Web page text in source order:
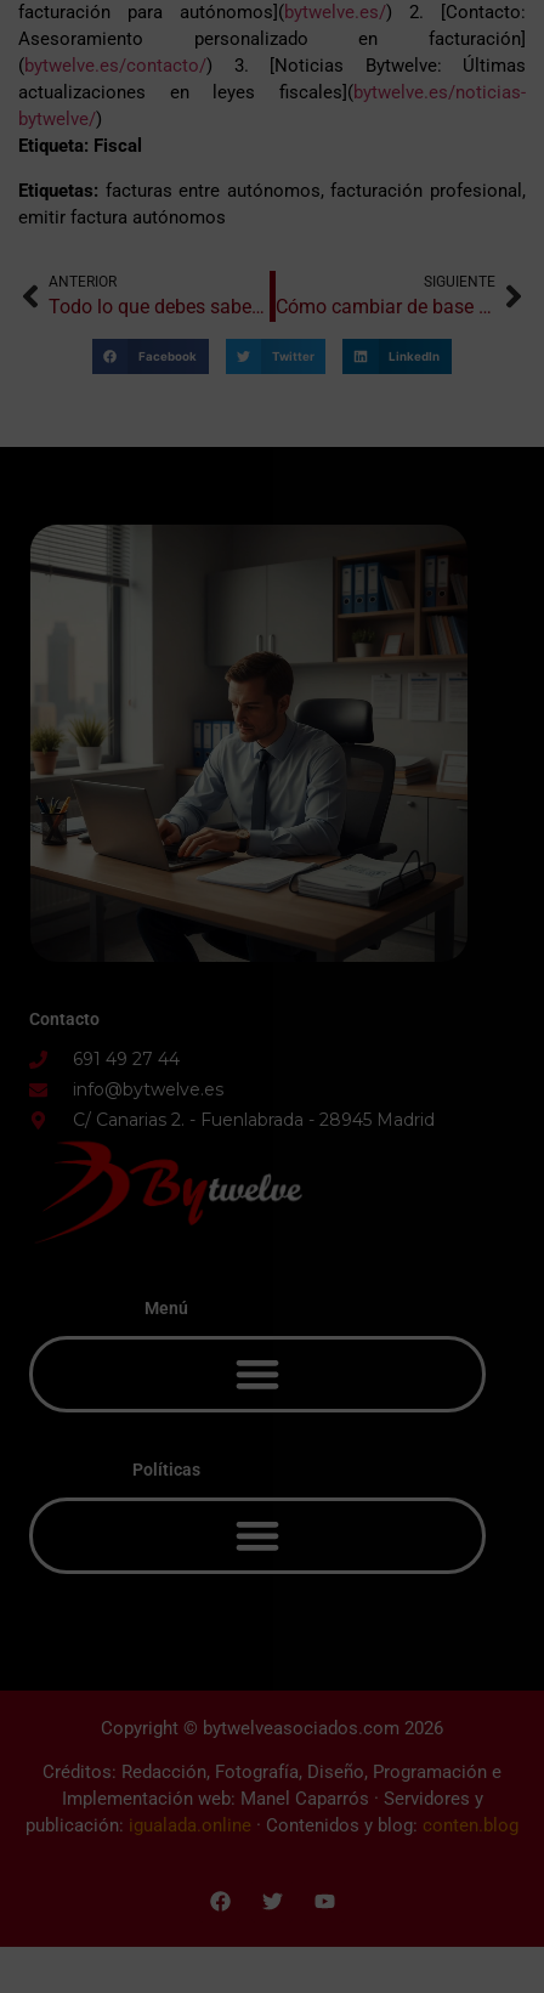
facturación para autónomos](bytwelve.es/) 2. [Contacto:
Asesoramiento personalizado en facturación]
(bytwelve.es/contacto/) 3. [Noticias Bytwelve: Últimas
actualizaciones en leyes fiscales](bytwelve.es/noticias-
bytwelve/)
Etiqueta: Fiscal
Etiquetas: facturas entre autónomos, facturación profesional,
emitir factura autónomos
ANTERIOR
Todo lo que debes saber sobre las cuotas reducidas para nuevos autónomos
SIGUIENTE
Cómo cambiar de base de cotización siendo autónomo en 2025
Facebook Twitter LinkedIn
Contacto
691 49 27 44
info@bytwelve.es
C/ Canarias 2. - Fuenlabrada - 28945 Madrid
Menú
Políticas
Copyright © bytwelveasociados.com 2026
Créditos: Redacción, Fotografía, Diseño, Programación e
Implementación web: Manel Caparrós · Servidores y
publicación: igualada.online · Contenidos y blog: conten.blog